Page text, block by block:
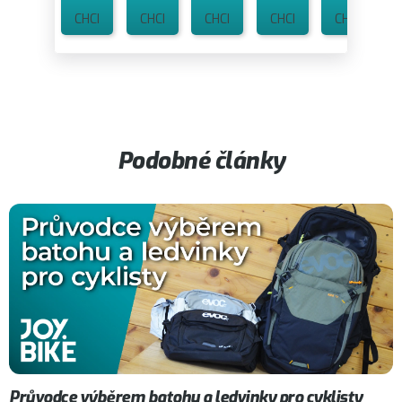
CHCI
CHCI
CHCI
CHCI
CHCI
Podobné články